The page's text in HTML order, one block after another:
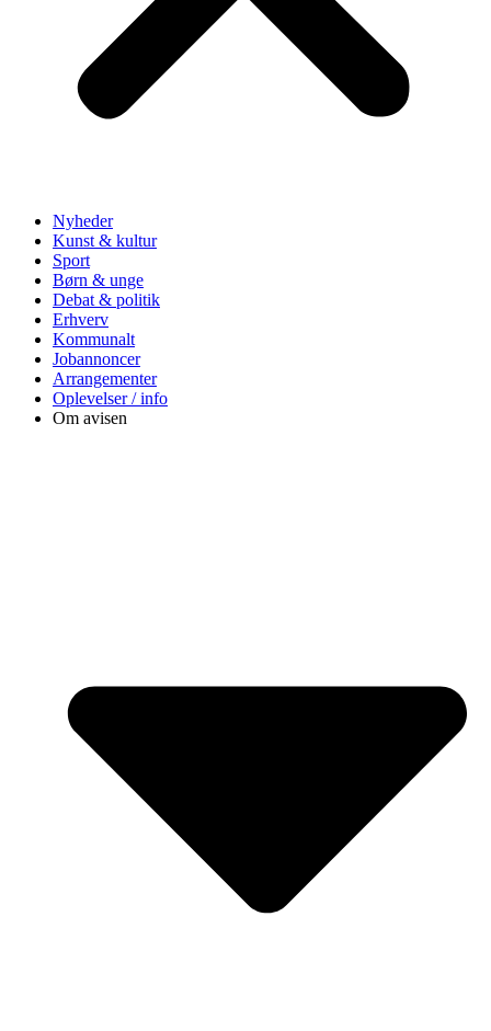
Nyheder
Kunst & kultur
Sport
Børn & unge
Debat & politik
Erhverv
Kommunalt
Jobannoncer
Arrangementer
Oplevelser / info
Om avisen